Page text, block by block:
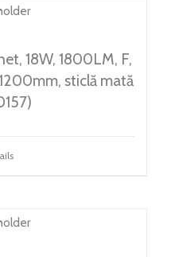
18W, 1800LM, F,
sticlă mată